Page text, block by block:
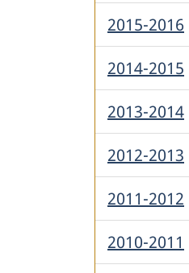
2015-2016
2014-2015
2013-2014
2012-2013
2011-2012
2010-2011